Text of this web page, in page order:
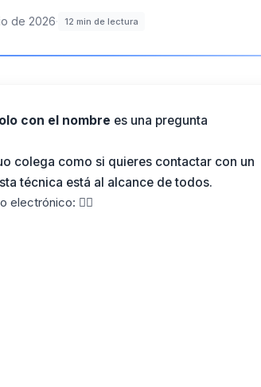
de 2026· 12 min de lectura
con el nombre es una pregunta
colega como si quieres contactar con un
técnica está al alcance de todos.
👇🏼